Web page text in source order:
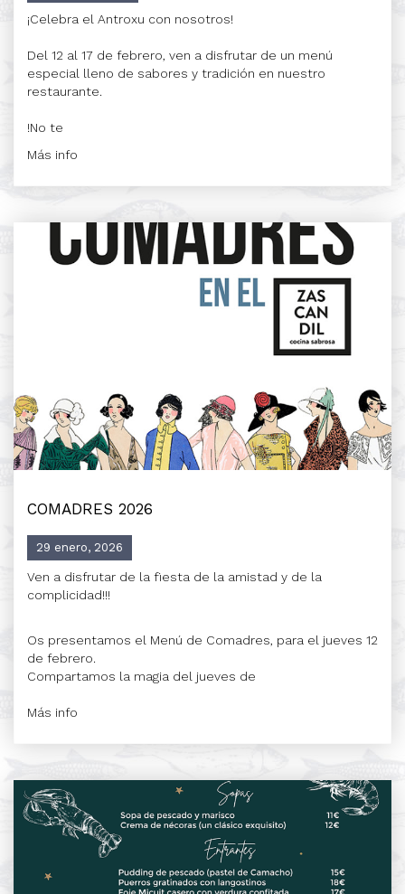
¡Celebra el Antroxu con nosotros!
Del 12 al 17 de febrero, ven a disfrutar de un menú
especial lleno de sabores y tradición en nuestro
restaurante.
!No te
Más info
COMADRES 2026
29 enero, 2026
Ven a disfrutar de la fiesta de la amistad y de la
complicidad!!!
Os presentamos el Menú de Comadres, para el jueves 12
de febrero.
Compartamos la magia del jueves de
Más info